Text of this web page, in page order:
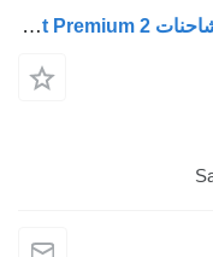
أسطوانة هيدروليكية 7421405253 لـ الشاحنات Renault Premium 2